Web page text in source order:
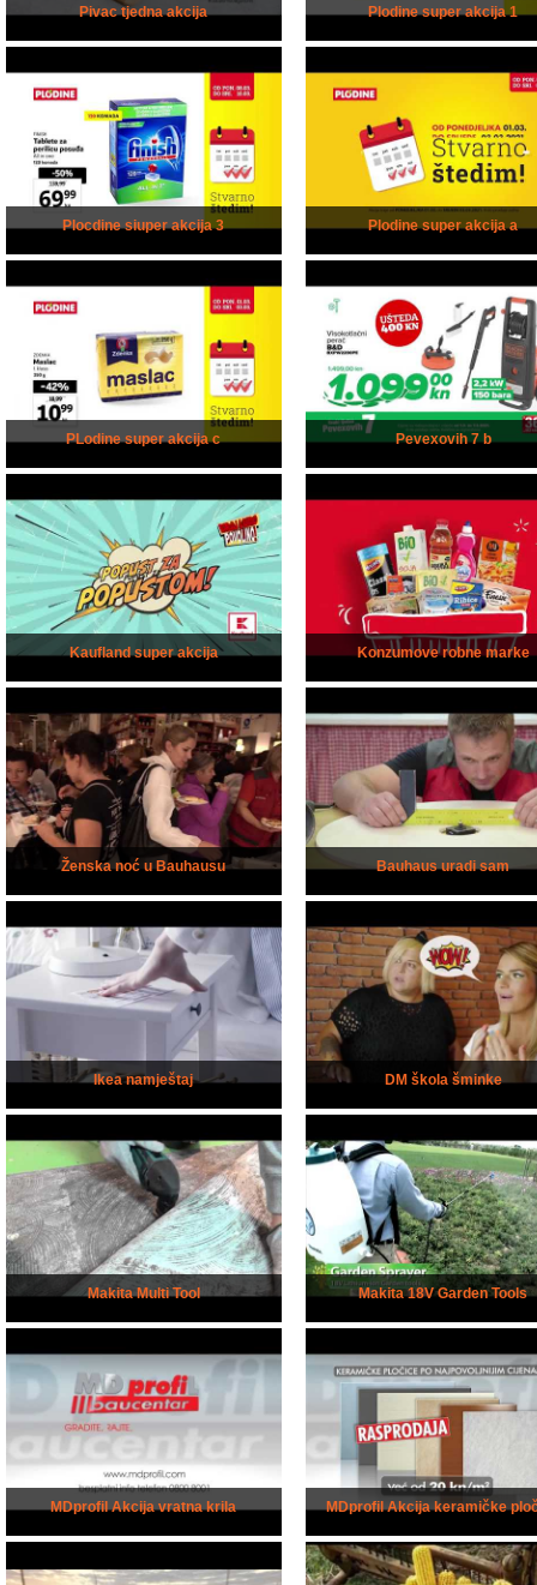
Pivac tjedna akcija Plodine super akcija 1
Plocdine siuper akcija 3 Plodine super akcija a
PLodine super akcija c Pevexovih 7 b
Kaufland super akcija Konzumove robne marke
Ženska noć u Bauhausu Bauhaus uradi sam
Ikea namještaj DM škola šminke
Makita Multi Tool Makita 18V Garden Tools
MDprofil Akcija vratna krila MDprofil Akcija keramičke